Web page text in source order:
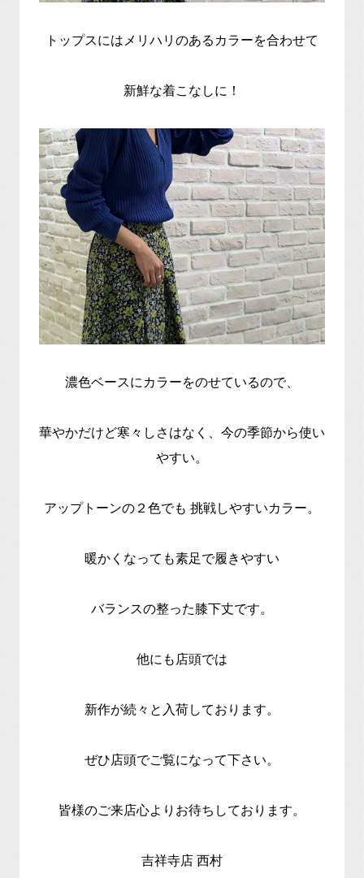
トップスにはメリハリのあるカラーを合わせて
新鮮な着こなしに！
濃色ベースにカラーをのせているので、
華やかだけど寒々しさはなく、今の季節から使い
やすい。
アップトーンの２色でも 挑戦しやすいカラー。
暖かくなっても素足で履きやすい
バランスの整った膝下丈です。
他にも店頭では
新作が続々と入荷しております。
ぜひ店頭でご覧になって下さい。
皆様のご来店心よりお待ちしております。
吉祥寺店 西村